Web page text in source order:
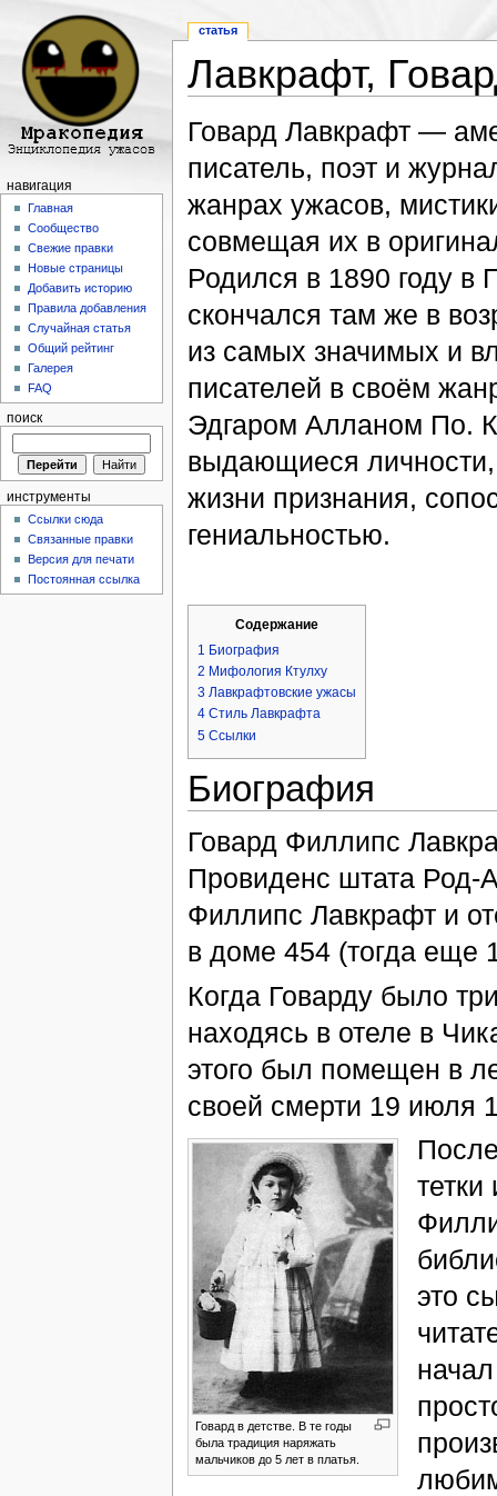
Лавкрафт,
Говард Лавкрафт —
писатель, поэт и
жанрах ужасов,
совмещая их в
Родился в 1890 году в
скончался там же в
из самых значимых и
писателей в своём
Эдгаром Алланом По.
выдающиеся
жизни признания,
гениальностью.
Содержание
1 Биография
2 Мифология Ктулху
3 Лавкрафтовские ужасы
4 Стиль Лавкрафта
5 Ссылки
Биография
Говард Филлипс
Провиденс штата
Филлипс Лавкрафт и
в доме 454 (тогда еще
Когда Говарду было
находясь в отеле в
этого был помещен в
своей смерти 19 июля
Говард в детстве. В те годы
была традиция наряжать
мальчиков до 5 лет в платья.
это
статья
навигация
Главная
Сообщество
Свежие правки
Новые страницы
Добавить историю
Правила добавления
Случайная статья
Общий рейтинг
Галерея
FAQ
поиск
инструменты
Ссылки сюда
Связанные правки
Версия для печати
Постоянная ссылка